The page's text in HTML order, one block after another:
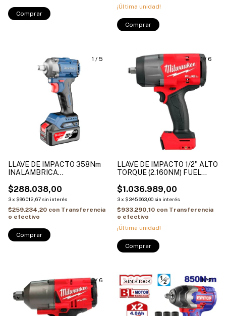
¡Última unidad!
1 / 5
LLAVE DE IMPACTO 358Nm
INALAMBRICA
2 BAT 4AH + CARG
DCPB358-EM
$288.038,00
3x $96.012,67 sin interés
$259.234,20 con Transferencia
o efectivo
1/ 6
LLAVE DE IMPACTO 1/2" ALTO
TORQUE (2.160NM) FUEL
$1.036.989,00
3x $345.663,00 sin interés
$933.290,10 con Transferencia
o efectivo
¡Última unidad!
1/ 6 1/2
SIN STOCK